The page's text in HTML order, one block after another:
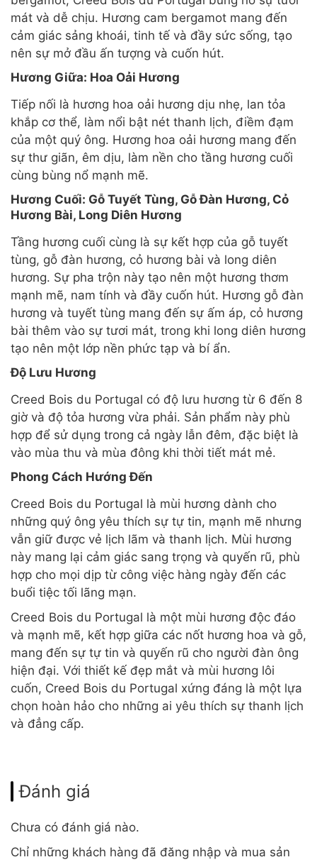
mát và dễ chịu. Hương cam bergamot mang đến
cảm giác sảng khoái, tinh tế và đầy sức sống, tạo
nên sự mở đầu ấn tượng và cuốn hút.
Hương Giữa: Hoa Oải Hương
Tiếp nối là hương hoa oải hương dịu nhẹ, lan tỏa
khắp cơ thể, làm nổi bật nét thanh lịch, điềm đạm
của một quý ông. Hương hoa oải hương mang đến
sự thư giãn, êm dịu, làm nền cho tầng hương cuối
cùng bùng nổ mạnh mẽ.
Hương Cuối: Gỗ Tuyết Tùng, Gỗ Đàn Hương, Cỏ
Hương Bài, Long Diên Hương
Tầng hương cuối cùng là sự kết hợp của gỗ tuyết
tùng, gỗ đàn hương, cỏ hương bài và long diên
hương. Sự pha trộn này tạo nên một hương thơm
mạnh mẽ, nam tính và đầy cuốn hút. Hương gỗ đàn
hương và tuyết tùng mang đến sự ấm áp, cỏ hương
bài thêm vào sự tươi mát, trong khi long diên hương
tạo nên một lớp nền phức tạp và bí ẩn.
Độ Lưu Hương
Creed Bois du Portugal có độ lưu hương từ 6 đến 8
giờ và độ tỏa hương vừa phải. Sản phẩm này phù
hợp để sử dụng trong cả ngày lẫn đêm, đặc biệt là
vào mùa thu và mùa đông khi thời tiết mát mẻ.
Phong Cách Hướng Đến
Creed Bois du Portugal là mùi hương dành cho
những quý ông yêu thích sự tự tin, mạnh mẽ nhưng
vẫn giữ được vẻ lịch lãm và thanh lịch. Mùi hương
này mang lại cảm giác sang trọng và quyến rũ, phù
hợp cho mọi dịp từ công việc hàng ngày đến các
buổi tiệc tối lãng mạn.
Creed Bois du Portugal là một mùi hương độc đáo
và mạnh mẽ, kết hợp giữa các nốt hương hoa và gỗ,
mang đến sự tự tin và quyến rũ cho người đàn ông
hiện đại. Với thiết kế đẹp mắt và mùi hương lôi
cuốn, Creed Bois du Portugal xứng đáng là một lựa
chọn hoàn hảo cho những ai yêu thích sự thanh lịch
và đẳng cấp.
Đánh giá
Chưa có đánh giá nào.
Chỉ những khách hàng đã đăng nhập và mua sản